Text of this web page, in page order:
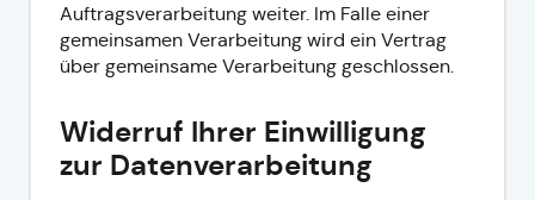
Auftragsverarbeitung weiter. Im Falle einer
gemeinsamen Verarbeitung wird ein Vertrag
über gemeinsame Verarbeitung geschlossen.
Widerruf Ihrer Einwilligung
zur Datenverarbeitung